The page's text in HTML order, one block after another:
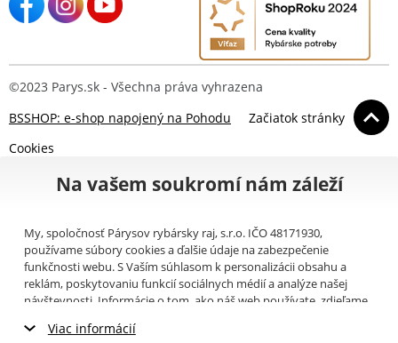
©2023 Parys.sk - Všechna práva vyhrazena
BSSHOP: e-shop napojený na Pohodu
Začiatok stránky
Cookies
Na vašem soukromí nám záleží
My, spoločnosť Párysov rybársky raj, s.r.o. IČO 48171930,
používame súbory cookies a ďalšie údaje na zabezpečenie
funkčnosti webu. S Vaším súhlasom k personalizácii obsahu a
reklám, poskytovaniu funkcií sociálnych médií a analýze našej
návštevnosti. Informácie o tom, ako náš web používate, zdieľame
(napríklad Google).Tu
Viac informácií